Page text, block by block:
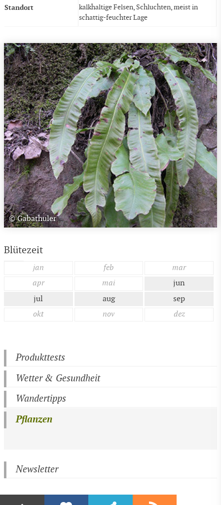
Standort
kalkhaltige Felsen, Schluchten, meist in
schattig-feuchter Lage
© Gabathuler
Blütezeit
jan feb
mar
apr
mai
jun
jul
aug
sep
okt
nov dez
Produkttests
Wetter & Gesundheit
Wandertipps
Pflanzen
Newsletter